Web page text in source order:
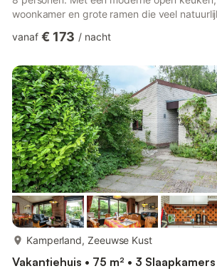
woonkamer en grote ramen die veel
badkamers – waarvan één met een heerlijk
maaltijd of ontspant in de tuin, elke hoek
ontworpen voor comfort en plezier.
vanaf € 173 / nacht
Kamperland, Zeeuwse Kust
Vakantiehuis • 75 m² • 3 Slaapkamers